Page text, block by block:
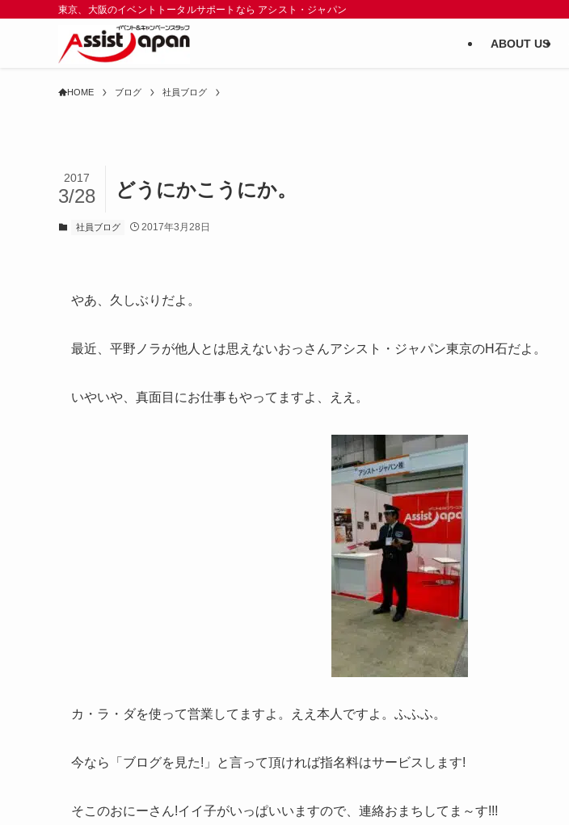
東京、大阪のイベントトータルサポートなら アシスト・ジャパン
ABOUT US
HOME ブログ 社員ブログ
どうにかこうにか。
2017
3/28
社員ブログ 2017年3月28日
やあ、久しぶりだよ。
最近、平野ノラが他人とは思えないおっさんアシスト・ジャパン東京のH石だよ。
いやいや、真面目にお仕事もやってますよ、ええ。
カ・ラ・ダを使って営業してますよ。ええ本人ですよ。ふふふ。
今なら「ブログを見た!」と言って頂ければ指名料はサービスします!
そこのおにーさん!イイ子がいっぱいいますので、連絡おまちしてま～す!!!